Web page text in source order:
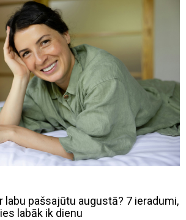
labu pašsajūtu augustā? 7 ieradumi,
labāk ik dienu